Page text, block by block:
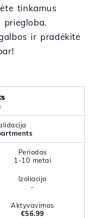
tinkamus
priegloba.
ir pradėkite
Periodas
1-10 metai
Izoliacija
-
Aktyvavimas
€56.99